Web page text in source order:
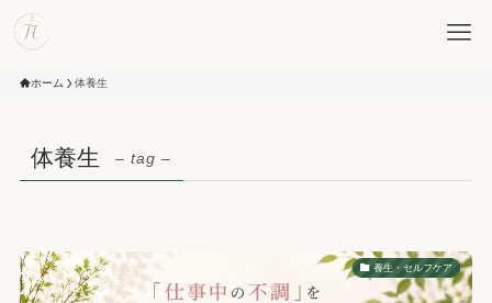
ホーム 体養生
体養生 – tag –
養生・セルフケア